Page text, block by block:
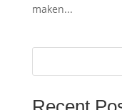
maken...